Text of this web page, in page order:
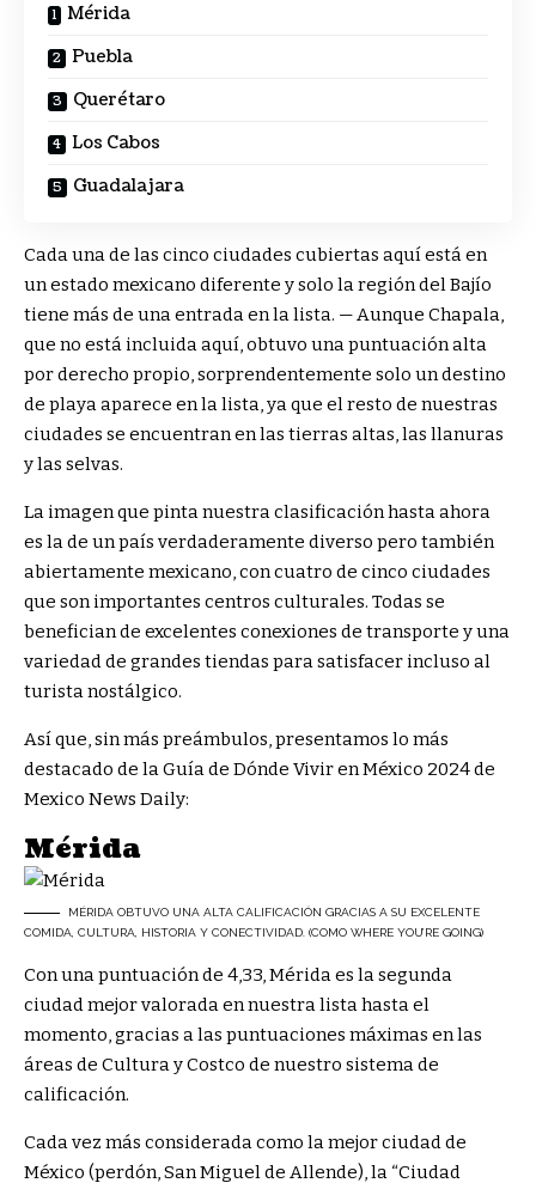
Mérida
Puebla
Querétaro
Los Cabos
Guadalajara
Cada una de las cinco ciudades cubiertas aquí está en
un estado mexicano diferente y solo la región del Bajío
tiene más de una entrada en la lista. — Aunque Chapala,
que no está incluida aquí, obtuvo una puntuación alta
por derecho propio, sorprendentemente solo un destino
de playa aparece en la lista, ya que el resto de nuestras
ciudades se encuentran en las tierras altas, las llanuras
y las selvas.
La imagen que pinta nuestra clasificación hasta ahora
es la de un país verdaderamente diverso pero también
abiertamente mexicano, con cuatro de cinco ciudades
que son importantes centros culturales. Todas se
benefician de excelentes conexiones de transporte y una
variedad de grandes tiendas para satisfacer incluso al
turista nostálgico.
Así que, sin más preámbulos, presentamos lo más
destacado de la Guía de Dónde Vivir en México 2024 de
Mexico News Daily:
Mérida
MÉRIDA OBTUVO UNA ALTA CALIFICACIÓN GRACIAS A SU EXCELENTE
COMIDA, CULTURA, HISTORIA Y CONECTIVIDAD. (COMO WHERE YOU’RE GOING)
Con una puntuación de 4,33, Mérida es la segunda
ciudad mejor valorada en nuestra lista hasta el
momento, gracias a las puntuaciones máximas en las
áreas de Cultura y Costco de nuestro sistema de
calificación.
Cada vez más considerada como la mejor ciudad de
México (perdón, San Miguel de Allende), la “Ciudad